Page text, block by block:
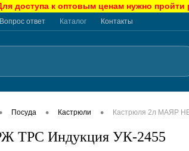
доступа к оптовым ценам нужно пройти
Вопрос ответ Каталог Контакты
Посуда • Кастрюли • Кастрюля 2л МАЯР
ТРС Индукция УК-2455